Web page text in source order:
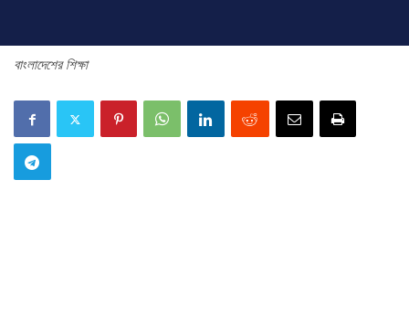
বাংলাদেশের শিক্ষা